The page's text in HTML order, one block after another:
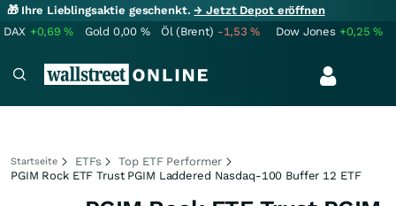
🎁 Ihre Lieblingsaktie geschenkt.→ Jetzt Depot eröffnen
DAX +0,69% Gold 0,00 % Öl (Brent) -1,53% Dow Jones +0,25%
Startseite ETFs
Top ETF Performer
PGIM Rock ETF Trust PGIM Laddered Nasdaq-100 Buffer 12 ETF